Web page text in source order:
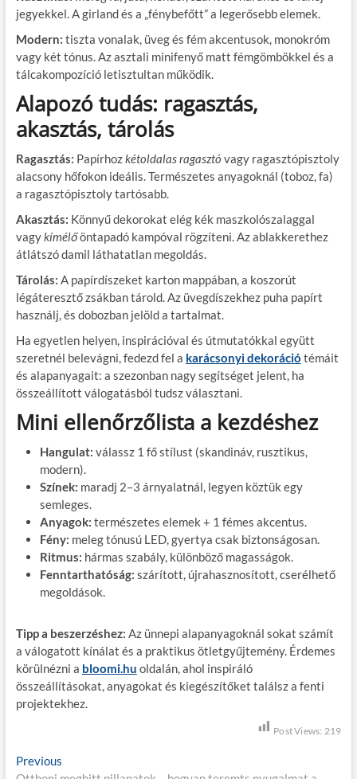
jegyekkel. A girland és a „fénybefőtt” a legerősebb elemek.
Modern: tiszta vonalak, üveg és fém akcentusok, monokróm
vagy két tónus. Az asztali minifenyő matt fémgömbökkel és a
tálcakompozíció letisztultan működik.
Alapozó tudás: ragasztás,
akasztás, tárolás
Ragasztás: Papírhozkétoldalas ragasztó vagy ragasztópisztoly
alacsony hőfokon ideális. Természetes anyagoknál (toboz, fa)
a ragasztópisztoly tartósabb.
Akasztás: Könnyű dekorokat elég kék maszkolószalaggal
vagykímélőöntapadó kampóval rögzíteni. Az ablakkerethez
átlátszó damil láthatatlan megoldás.
Tárolás: A papírdíszeket karton mappában, a koszorút
légáteresztő zsákban tárold. Az üvegdíszekhez puha papírt
használj, és dobozban jelöld a tartalmat.
Ha egyetlen helyen, inspirációval és útmutatókkal együtt
szeretnél belevágni, fedezd fel a karácsonyi dekoráció témáit
és alapanyagait: a szezonban nagy segítséget jelent, ha
összeállított válogatásból tudsz választani.
Mini ellenőrzőlista a kezdéshez
Hangulat: válassz 1 fő stílust (skandináv, rusztikus,
modern).
Színek: maradj 2–3 árnyalatnál, legyen köztük egy
semleges.
Anyagok: természetes elemek + 1 fémes akcentus.
Fény: meleg tónusú LED, gyertya csak biztonságosan.
Ritmus: hármas szabály, különböző magasságok.
Fenntarthatóság: szárított, újrahasznosított, cserélhető
megoldások.
Tipp a beszerzéshez: Az ünnepi alapanyagoknál sokat számít
a válogatott kínálat és a praktikus ötletgyűjtemény. Érdemes
körülnézni a bloomi.hu oldalán, ahol inspiráló
összeállításokat, anyagokat és kiegészítőket találsz a fenti
projektekhez.
Post Views: 219
B
Previous